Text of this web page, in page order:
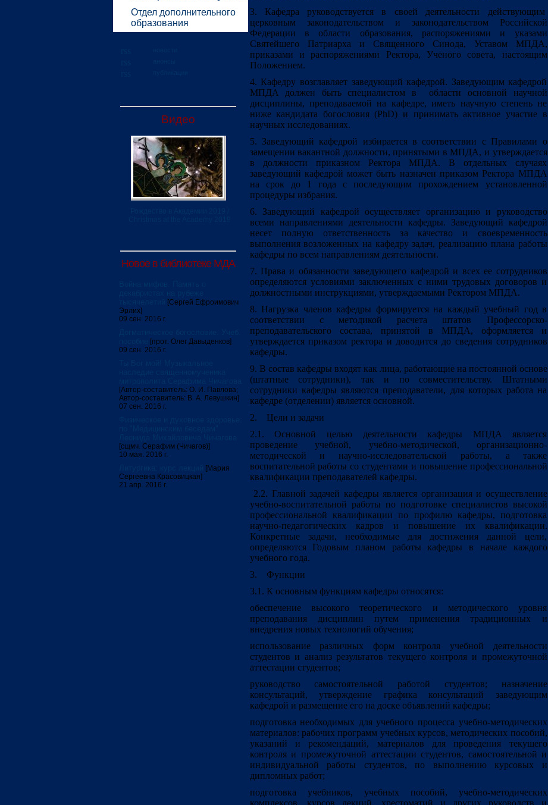
Отдел дополнительного
образования
Видео
Новое в библиотеке МДА
[Сергей Ефроимович
Эрлих]
09 сен. 2016 г.
[прот. Олег Давыденков]
09 сен. 2016 г.
[Автор-составитель: О. И. Павлова;
Автор-составитель: В. А. Левушкин]
07 сен. 2016 г.
[сщмч. Серафим (Чичагов)]
10 мая. 2016 г.
[Мария
Сергеевна Красовицкая]
21 апр. 2016 г.
3. Кафедра руководствуется в своей деятельности действующим
церковным законодательством и законодательством Российской
Федерации в области образования, распоряжениями и указами
Святейшего Патриарха и Священного Синода, Уставом МПДА,
приказами и распоряжениями Ректора, Ученого совета, настоящим
Положением.
4. Кафедру возглавляет заведующий кафедрой. Заведующим кафедрой
МПДА должен быть специалистом в области основной научной
дисциплины, преподаваемой на кафедре, иметь научную степень не
ниже кандидата богословия (PhD) и принимать активное участие в
научных исследованиях.
5. Заведующий кафедрой избирается в соответствии с Правилами о
замещении вакантной должности, принятыми в МПДА, и утверждается
в должности приказном Ректора МПДА. В отдельных случаях
заведующий кафедрой может быть назначен приказом Ректора МПДА
на срок до 1 года с последующим прохождением установленной
процедуры избрания.
6. Заведующий кафедрой осуществляет организацию и руководство
всеми направлениями деятельности кафедры. Заведующий кафедрой
несет полную ответственность за качество и своевременность
выполнения возложенных на кафедру задач, реализацию плана работы
кафедры по всем направлениям деятельности.
7. Права и обязанности заведующего кафедрой и всех ее сотрудников
определяются условиями заключенных с ними трудовых договоров и
должностными инструкциями, утверждаемыми Ректором МПДА.
8. Нагрузка членов кафедры формируется на каждый учебный год в
соответствии с методикой расчета штатов Профессорско-
преподавательского состава, принятой в МПДА, оформляется и
утверждается приказом ректора и доводится до сведения сотрудников
кафедры.
9. В состав кафедры входят как лица, работающие на постоянной основе
(штатные сотрудники), так и по совместительству. Штатными
сотрудники кафедры являются преподаватели, для которых работа на
кафедре (отделении) является основной.
2. Цели и задачи
2.1. Основной целью деятельности кафедры МПДА является
проведение учебной, учебно-методической, организационно-
методической и научно-исследовательской работы, а также
воспитательной работы со студентами и повышение профессиональной
квалификации преподавателей кафедры.
2.2. Главной задачей кафедры является организация и осуществление
учебно-воспитательной работы по подготовке специалистов высокой
профессиональной квалификации по профилю кафедры, подготовка
научно-педагогических кадров и повышение их квалификации.
Конкретные задачи, необходимые для достижения данной цели,
определяются Годовым планом работы кафедры в начале каждого
учебного года.
3. Функции
3.1. К основным функциям кафедры относятся:
обеспечение высокого теоретического и методического уровня
преподавания дисциплин путем применения традиционных и
внедрения новых технологий обучения;
использование различных форм контроля учебной деятельности
студентов и анализ результатов текущего контроля и промежуточной
аттестации студентов;
руководство самостоятельной работой студентов; назначение
консультаций, утверждение графика консультаций заведующим
кафедрой и размещение его на доске объявлений кафедры;
подготовка необходимых для учебного процесса учебно-методических
материалов: рабочих программ учебных курсов, методических пособий,
указаний и рекомендаций, материалов для проведения текущего
контроля и промежуточной аттестации студентов, самостоятельной и
индивидуальной работы студентов, по выполнению курсовых и
дипломных работ;
подготовка учебников, учебных пособий, учебно-методических
комплексов, курсов лекций, хрестоматий и других руководств и